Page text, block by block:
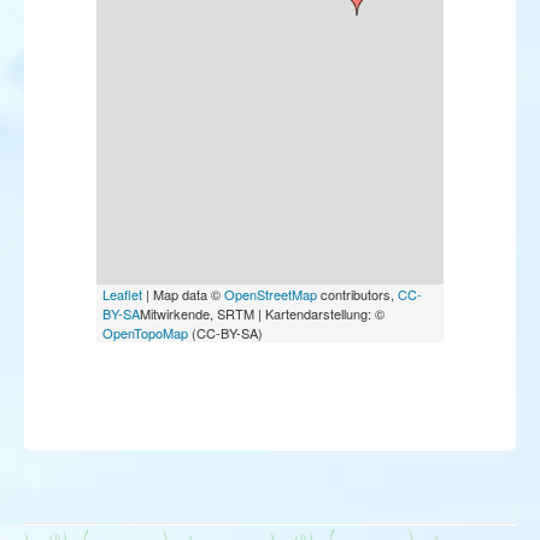
Leaflet | Map data ©OpenStreetMapcontributors, CC-
BY-SAMitwirkende, SRTM | Kartendarstellung: ©
OpenTopoMap (CC-BY-SA)